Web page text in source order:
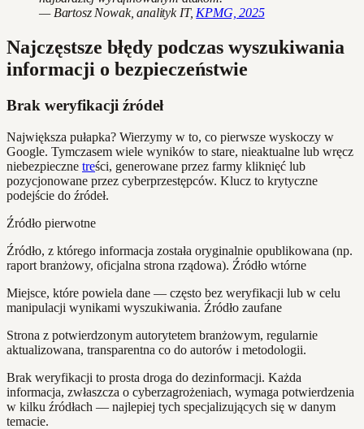
— Bartosz Nowak, analityk IT, KPMG, 2025
Najczęstsze błędy podczas wyszukiwania
informacji o bezpieczeństwie
Brak weryfikacji źródeł
Największa pułapka? Wierzymy w to, co pierwsze wyskoczy w
Google. Tymczasem wiele wyników to stare, nieaktualne lub wręcz
niebezpieczne treści, generowane przez farmy kliknięć lub
pozycjonowane przez cyberprzestępców. Klucz to krytyczne
podejście do źródeł.
Źródło pierwotne
Źródło, z którego informacja została oryginalnie opublikowana (np.
raport branżowy, oficjalna strona rządowa). Źródło wtórne
Miejsce, które powiela dane — często bez weryfikacji lub w celu
manipulacji wynikami wyszukiwania. Źródło zaufane
Strona z potwierdzonym autorytetem branżowym, regularnie
aktualizowana, transparentna co do autorów i metodologii.
Brak weryfikacji to prosta droga do dezinformacji. Każda
informacja, zwłaszcza o cyberzagrożeniach, wymaga potwierdzenia
w kilku źródłach — najlepiej tych specjalizujących się w danym
temacie.